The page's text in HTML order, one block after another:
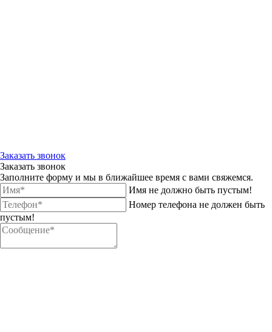
Заказать звонок
Заказать звонок
Заполните форму и мы в ближайшее время с вами свяжемся.
Имя не должно быть пустым!
Номер телефона не должен быть
пустым!